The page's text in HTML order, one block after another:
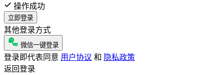
操作成功
立即登录
其他登录方式
微信一键登录
登录即代表同意 用户协议 和 隐私政策
返回登录